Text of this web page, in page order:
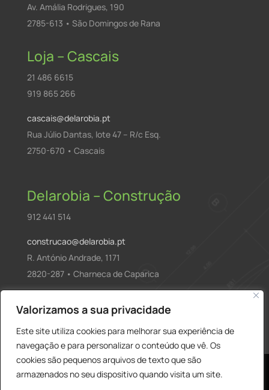
Valorizamos a sua privacidade
Este site utiliza cookies para melhorar sua experiência de
navegação e para personalizar o conteúdo que vê. Os
cookies são pequenos arquivos de texto que são
armazenados no seu dispositivo quando visita um site.
Av. Amália Rodrigues, 190
2785-613 • São Domingos de Rana
Loja – Cascais
21 486 6615
919 865 266
cascais@delarobia.pt
Rua Júlio Dantas, lote 47 – R/c Esq.
2750-670 • Cascais
Delarobia – Construção
912 441 514
construcao@delarobia.pt
R. António Andrade, 1171
2820-287 • Charneca de Caparica
Products
search